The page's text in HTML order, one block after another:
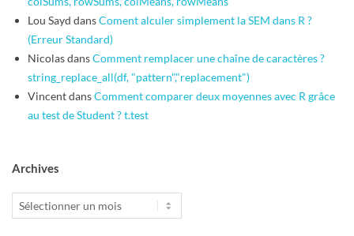
Lou Sayd dansComent alculer simplement la SEM dans R ?
(Erreur Standard)
NicolasdansComment remplacer une chaîne de caractères ?
string_replace_all(df, "pattern","replacement")
VincentdansComment comparer deux moyennes avec R grâce
au test de Student ? t.test
Archives
Archives